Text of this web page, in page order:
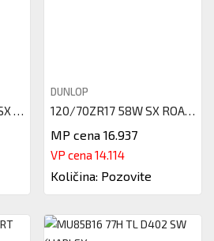
DUNLOP
MP cena 16.937
VP cena 14.114
Količina: Pozovite